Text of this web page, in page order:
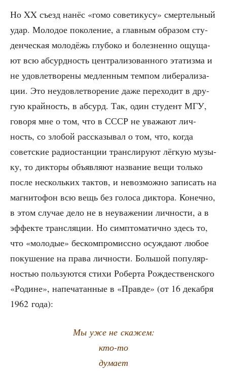
Но XX съезд нанёс «гомо сове­ти­ку­су» смер­тель­ный
удар. Моло­дое поко­ле­ние, а глав­ным обра­зом сту­
ден­че­ская моло­дёжь глу­бо­ко и болез­нен­но ощу­ща­
ют всю абсурд­ность цен­тра­ли­зо­ван­но­го эта­тиз­ма и
не удо­вле­тво­ре­ны мед­лен­ным тем­пом либе­ра­ли­за­
ции. Это неудо­вле­тво­ре­ние даже пере­хо­дит в дру­
гую край­ность, в абсурд. Так, один сту­дент МГУ,
гово­ря мне о том, что в СССР не ува­жа­ют лич­
ность, со зло­бой рас­ска­зы­вал о том, что, когда
совет­ские радио­стан­ции транс­ли­ру­ют лёг­кую музы­
ку, то дик­то­ры объ­яв­ля­ют назва­ние вещи толь­ко
после несколь­ких так­тов, и невоз­мож­но запи­сать на
маг­ни­то­фон всю вещь без голо­са дик­то­ра. Конеч­но,
в этом слу­чае дело не в неува­же­нии лич­но­сти, а в
эффек­те транс­ля­ции. Но симп­то­ма­тич­но здесь то,
что «моло­дые» бес­ком­про­мисс­но осуж­да­ют любое
поку­ше­ние на пра­ва лич­но­сти. Боль­шой попу­ляр­
но­стью поль­зу­ют­ся сти­хи Робер­та Рож­де­ствен­ско­го
«Родине», напе­ча­тан­ные в «Прав­де» (от 16 декаб­ря
1962 года):
Мы уже не скажем:
кто-то
думает